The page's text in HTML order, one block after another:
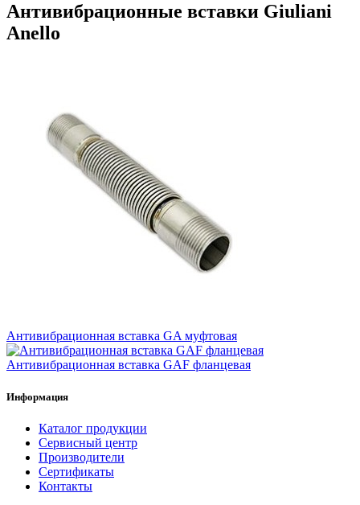
Антивибрационные вставки Giuliani
Anello
Антивибрационная вставка GA муфтовая
Антивибрационная вставка GAF фланцевая
Информация
Каталог продукции
Сервисный центр
Производители
Сертификаты
Контакты